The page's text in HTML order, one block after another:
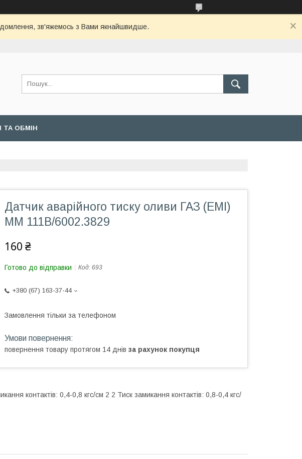
зв'яжемось з Вами якнайшвидше.
ТА ОБМІН
Датчик аварійного тиску оливи ГАЗ (ЕМІ)
ММ 111В/6002.3829
160 ₴
Готово до відправки Код: 693
+380 (67) 163-37-44
Замовлення тільки за телефоном
повернення товару протягом 14 днів за рахунок покупця
контактів: 0,4-0,8 кгс/см 2 2 Тиск замикання контактів: 0,8-0,4 кгс/